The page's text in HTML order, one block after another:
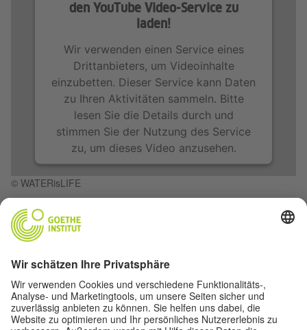
den YouTube Video-Service zu
laden!
Wir verwenden einen Service eines
Drittanbieters, um Videoinhalte
einzubetten. Dieser Service kann Daten
zu Ihren Aktivitäten sammeln. Bitte
lesen Sie die Details durch und
stimmen Sie der Nutzung des Service
zu, um dieses Video anzusehen.
© WATERisLIFE
Zezão bei Urban Nation
WATERisLIFE
Zezão bei Instagram